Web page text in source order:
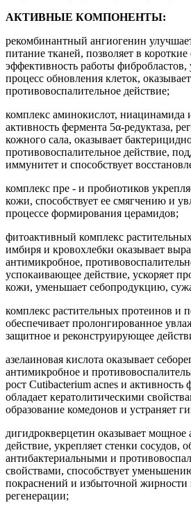
АКТИВНЫЕ КОМПОНЕНТЫ:
рекомбинантный ангиогенин
питание тканей, позволяет в
эффективность работы фибробластов,
процесс обновления клеток, оказывает
противовоспалительное действие;
комплекс аминокислот, ниацинамида
активность фермента 5α-редуктаза,
кожного сала, оказывает
противовоспалительное действие,
иммунитет и способствует
комплекс пре - и пробиотиков
кожи, способствует ее смягчению и
процессе формирования церамидов;
фитоактивный комплекс
имбиря и кровохлебки оказывает
антимикробное,
успокаивающее действие, ускоряет
кожи, уменьшает себопродукцию,
комплекс растительных протеинов и
обеспечивает пролонгированное
защитное и реконструирующее
азелаиновая кислота оказывает
антимикробное и
рост Cutibacterium acnes и активность
обладает кератолитическими
образование комедонов и устраняет
дигидрокверцетин оказывает мощное
действие, укрепляет стенки сосудов,
антибактериальными и
свойствами, способствует
покраснений и избыточной жирности
регенерации;